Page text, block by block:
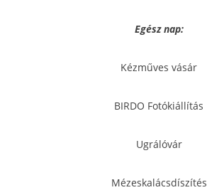
Egész nap:
Kézműves vásár
BIRDO Fotókiállítás
Ugrálóvár
Mézeskalácsdíszítés